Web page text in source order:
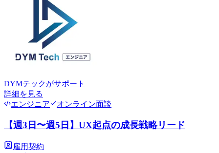
DYMテックがサポート
詳細を見る
エンジニア
オンライン面談
【週3日〜週5日】UX起点の成長戦略リード
雇用契約